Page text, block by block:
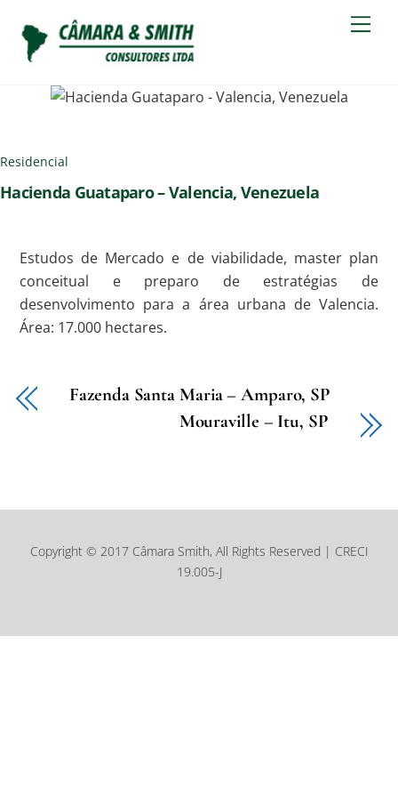
content
Residencial
Hacienda Guataparo – Valencia, Venezuela
Estudos de Mercado e de viabilidade, master plan
conceitual e preparo de estratégias de
desenvolvimento para a área urbana de Valencia.
Área: 17.000 hectares.
Fazenda Santa Maria – Amparo, SP
Mouraville – Itu, SP
Copyright © 2017 Câmara Smith, All Rights Reserved | CRECI
19.005-J